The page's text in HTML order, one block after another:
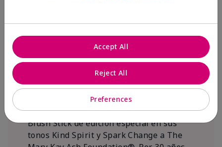
Juntas hacemos la diferencia.
Únete al programa global El rosa cambia
vidas® de Mary Kay y ayuda a cambiar la
vida de mujeres y sus familias en todo el
mundo. En Estados Unidos, del 26 de abril
al 15 de noviembre de 2026, Mary Kay Inc.
donará $1 de cada venta del Mary Kay®
Blush Stick de edición especial en sus
tonos Kind Spirit y Spark Change a The
Preferences
Reject All
Accept All